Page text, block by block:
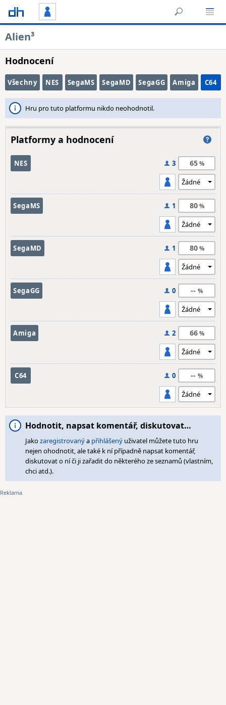
Alien³
Hodnocení
Všechny NES SegaMS SegaMD SegaGG Amiga C64
Hru pro tuto platformu nikdo neohodnotil.
Platformy a hodnocení
NES 3 65
SegaMS 1 80
SegaMD 1 80
SegaGG 0 --
Amiga 2 66
C64 0 --
Hodnotit, napsat komentář, diskutovat…
Jakozaregistrovanýa přihlášený uživatel můžete tuto hru
nejen ohodnotit, ale také k ní případně napsat komentář,
diskutovat o ní či ji zařadit do některého ze seznamů (vlastním,
chci atd.).